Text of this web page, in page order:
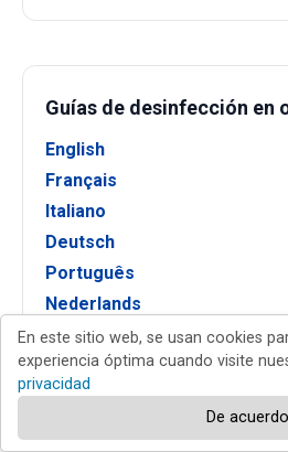
Guías de desinfección en
English
Français
Italiano
Deutsch
Português
Nederlands
Polski
Nuevas guías para la
En este sitio web, se usan cookies
experiencia óptima cuando visite
privacidad
De acuerdo